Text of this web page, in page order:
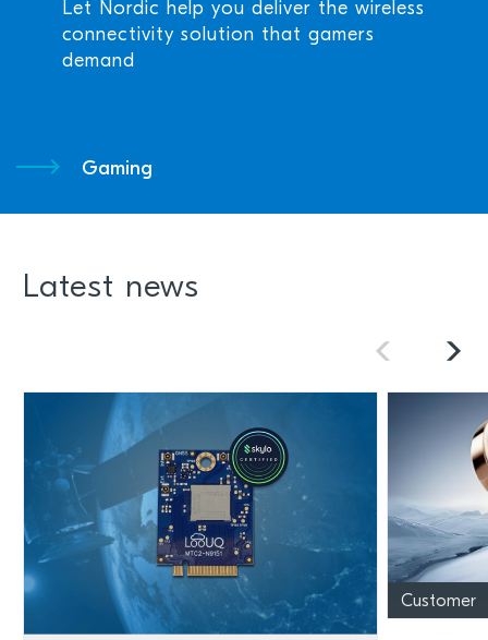
Let Nordic help you deliver the wireless
connectivity solution that gamers
demand
Gaming
Latest news
Customer